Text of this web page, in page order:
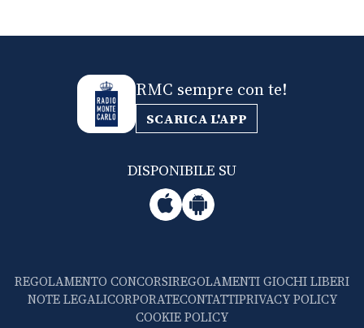
RMC sempre con te!
SCARICA L'APP
DISPONIBILE SU
REGOLAMENTO CONCORSIREGOLAMENTI GIOCHI LIBERI
NOTE LEGALICORPORATECONTATTIPRIVACY POLICY
COOKIE POLICY